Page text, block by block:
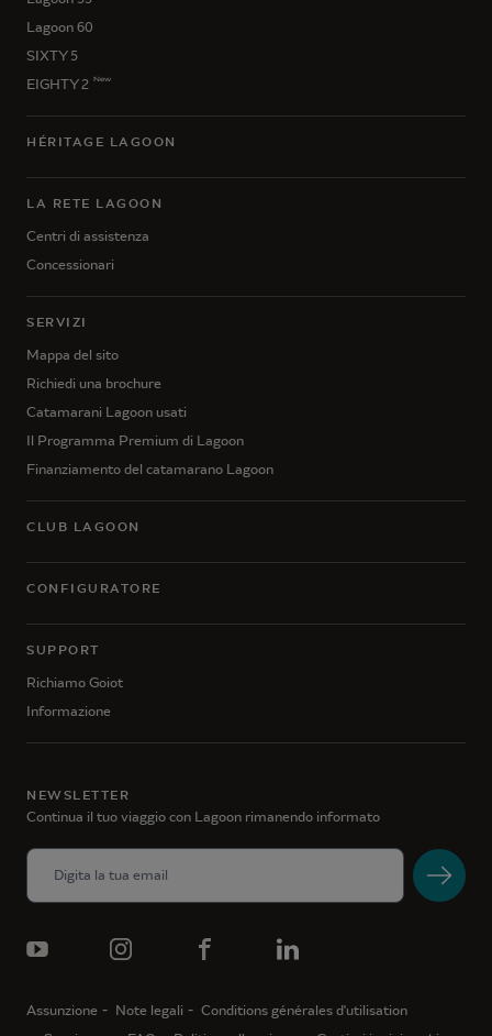
Lagoon 60
SIXTY 5
EIGHTY 2
New
HÉRITAGE LAGOON
LA RETE LAGOON
Centri di assistenza
Concessionari
SERVIZI
Mappa del sito
Richiedi una brochure
Catamarani Lagoon usati
Il Programma Premium di Lagoon
Finanziamento del catamarano Lagoon
CLUB LAGOON
CONFIGURATORE
SUPPORT
Richiamo Goiot
Informazione
NEWSLETTER
Continua il tuo viaggio con Lagoon rimanendo informato
Assunzione Note legali
Conditions générales d'utilisation